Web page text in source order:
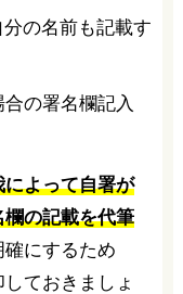
の署名欄記入
よって自署が
の記載を代筆
にするため
ておきましょ